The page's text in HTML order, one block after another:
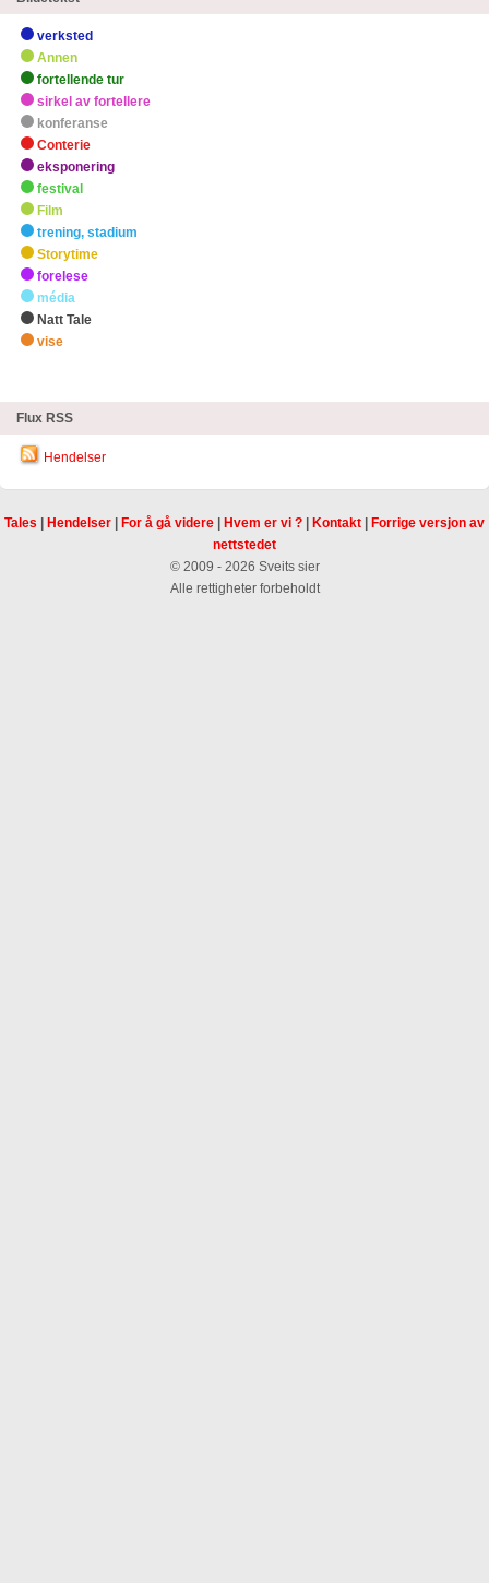
verksted
Annen
fortellende tur
sirkel av fortellere
konferanse
Conterie
eksponering
festival
Film
trening, stadium
Storytime
forelese
média
Natt Tale
vise
Flux RSS
Hendelser
Tales Hendelser For å gå videre Hvem er vi ? Kontakt
Forrige versjon av
nettstedet
© 2009 - 2026 Sveits sier
Alle rettigheter forbeholdt